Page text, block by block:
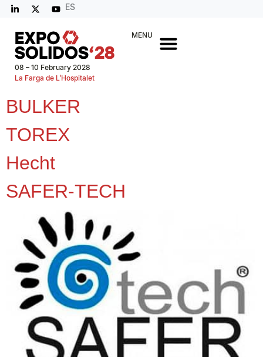
ES
08 – 10 February 2028
La Farga de L’Hospitalet
MENU
BULKER
TOREX
Hecht
SAFER-TECH